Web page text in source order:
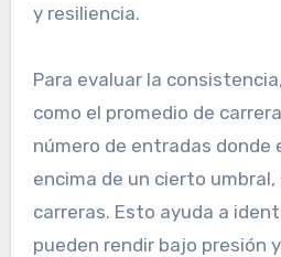
y resiliencia.
Para evaluar la
como el promedio de
número de entradas donde
encima de un cierto umbral,
carreras. Esto ayuda a
pueden rendir bajo presión